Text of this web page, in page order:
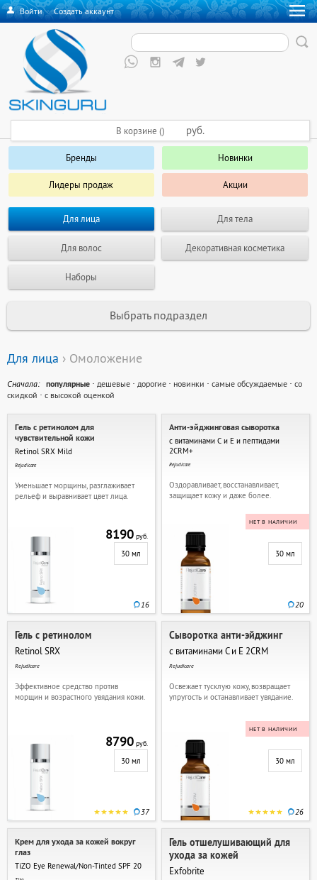
Войти·Создать аккаунт
Бренды Новинки
Лидеры продаж Акции
Для лица Для тела
Для волос Декоративная косметика
Наборы
Выбрать подраздел
В корзине () руб.
Для лица › Омоложение
Cначала: популярные · дешевые · дорогие · новинки · самые обсуждаемые · со
скидкой · с высокой оценкой
Гель с ретинолом для
чувствительной кожи
Retinol SRX Mild
Rejudicare
Уменьшает морщины, разглаживает
рельеф и выравнивает цвет лица.
8190руб.
30 мл
16
Анти-эйджинговая сыворотка
с витаминами С и Е и пептидами
2CRM+
Rejudicare
НЕТ В НАЛИЧИИ
Оздоравливает, восстанавливает,
защищает кожу и даже более.
30 мл
20
Гель с ретинолом
Retinol SRX
Rejudicare
Эффективное средство против
морщин и возрастного увядания кожи.
8790руб.
30 мл
37
Сыворотка анти-эйджинг
с витаминами С и Е 2CRM
Rejudicare
НЕТ В НАЛИЧИИ
Освежает тусклую кожу, возвращает
упругость и останавливает увядание.
30 мл
26
Крем для ухода за кожей вокруг
глаз
TiZO Eye Renewal/Non-Tinted SPF 20
Гель отшелушивающий для
ухода за кожей
Exfobrite